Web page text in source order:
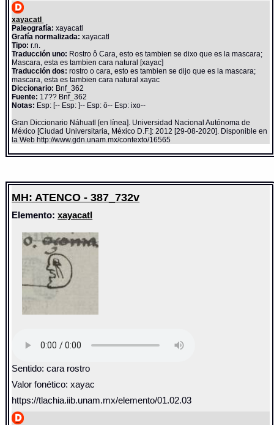
xayacatl
Paleografía: xayacatl
Grafía normalizada: xayacatl
Tipo: r.n.
Traducción uno: Rostro ô Cara, esto es tambien se dixo que es la mascara;
Mascara, esta es tambien cara natural [xayac]
Traducción dos: rostro o cara, esto es tambien se dijo que es la mascara;
mascara, esta es tambien cara natural xayac
Diccionario: Bnf_362
Fuente: 17?? Bnf_362
Notas: Esp: [-- Esp: ]-- Esp: ô-- Esp: ixo--
Gran Diccionario Náhuatl [en línea]. Universidad Nacional Autónoma de
México [Ciudad Universitaria, México D.F.]: 2012 [29-08-2020]. Disponible en
la Web http://www.gdn.unam.mx/contexto/16565
MH: ATENCO - 387_732v
Elemento:xayacatl
Sentido: cara rostro
Valor fonético: xayac
https://tlachia.iib.unam.mx/elemento/01.02.03